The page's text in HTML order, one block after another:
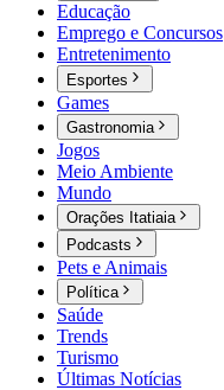
Educação
Emprego e Concursos
Entretenimento
Esportes
Games
Gastronomia
Jogos
Meio Ambiente
Mundo
Orações Itatiaia
Podcasts
Pets e Animais
Política
Saúde
Trends
Turismo
Últimas Notícias